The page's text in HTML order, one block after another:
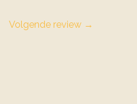
Volgende review →